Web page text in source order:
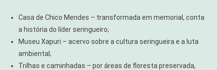
Casa de Chico Mendes – transformada em memorial, conta
a história do líder seringueiro;
Museu Xapuri – acervo sobre a cultura seringueira e a luta
ambiental;
Trilhas e caminhadas – por áreas de floresta preservada,